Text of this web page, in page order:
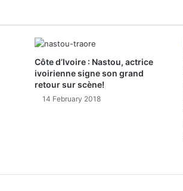
Côte d’Ivoire : Nastou, actrice
ivoirienne signe son grand
retour sur scène!
14 February 2018